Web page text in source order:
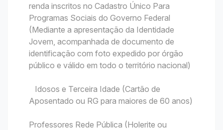
renda inscritos no Cadastro Único Para
Programas Sociais do Governo Federal
(Mediante a apresentação da Identidade
Jovem, acompanhada de documento de
identificação com foto expedido por órgão
público e válido em todo o território nacional)
Idosos e Terceira Idade (Cartão de
Aposentado ou RG para maiores de 60 anos)
Professores Rede Pública (Holerite ou